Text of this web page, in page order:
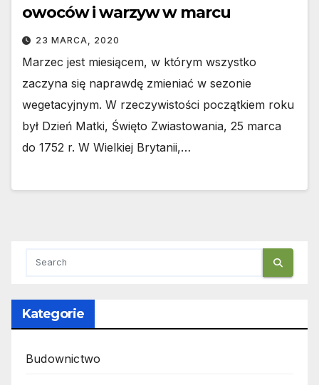
owoców i warzyw w marcu
23 MARCA, 2020
Marzec jest miesiącem, w którym wszystko
zaczyna się naprawdę zmieniać w sezonie
wegetacyjnym. W rzeczywistości początkiem roku
był Dzień Matki, Święto Zwiastowania, 25 marca
do 1752 r. W Wielkiej Brytanii,…
Kategorie
Budownictwo